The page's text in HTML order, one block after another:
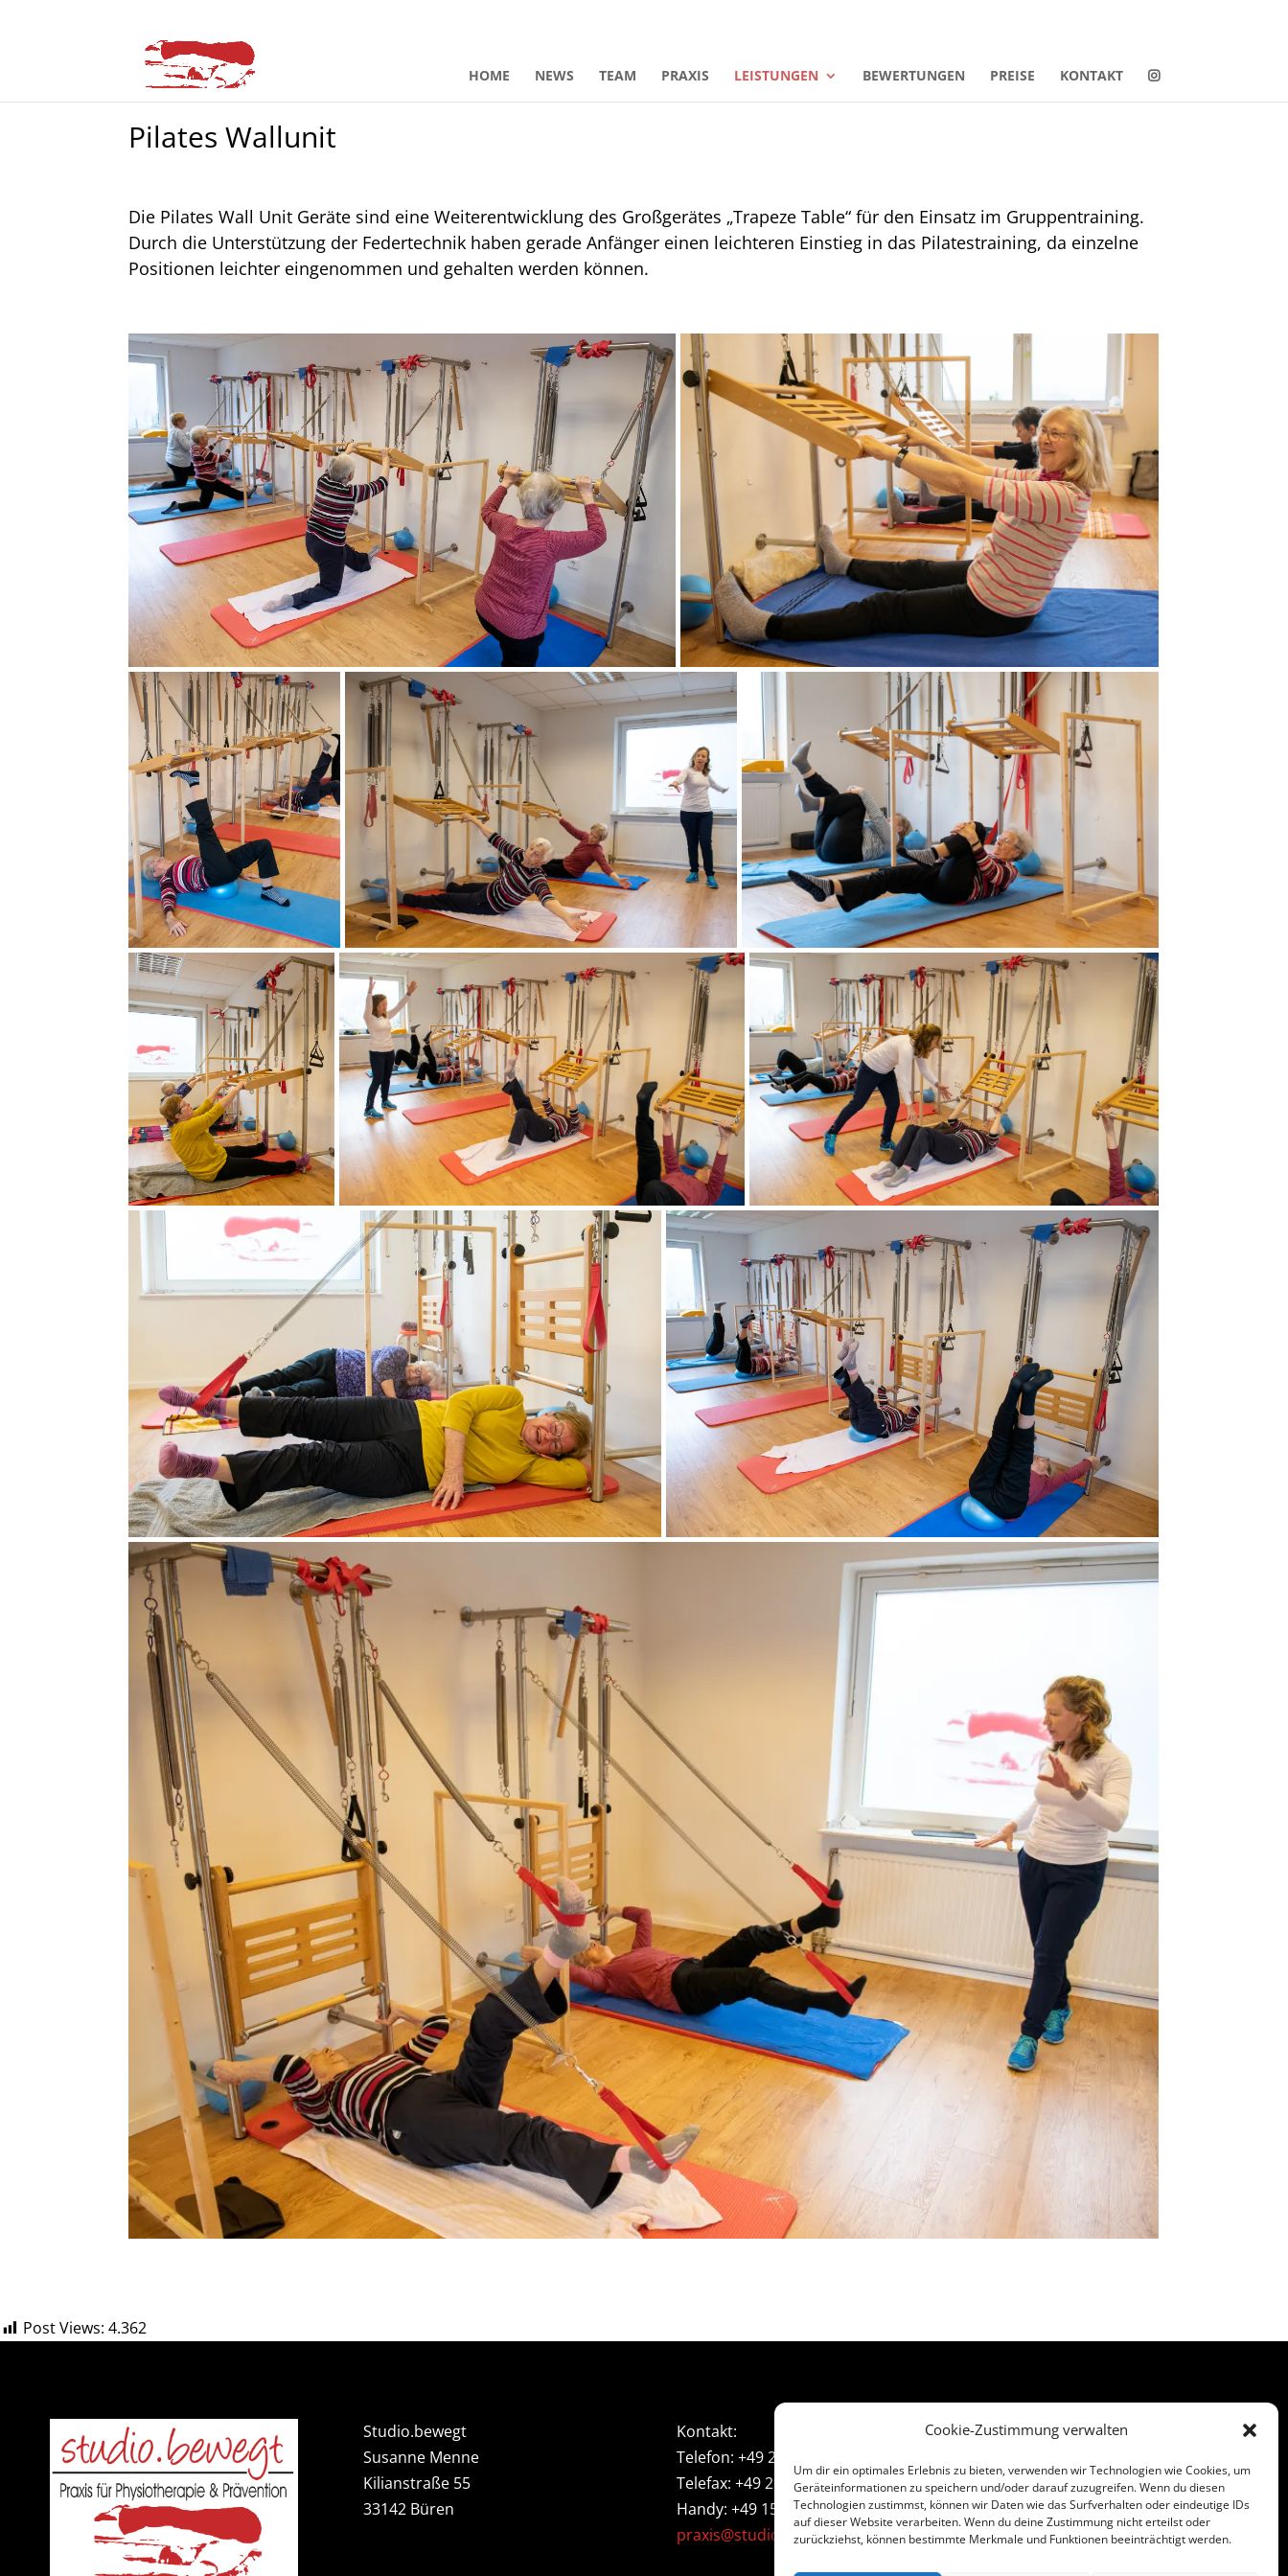
Cookie-Zustimmung verwalten
Um dir ein optimales Erlebnis zu bieten, verwenden wir Technologien wie Cookies, um
Geräteinformationen zu speichern und/oder darauf zuzugreifen. Wenn du diesen
Technologien zustimmst, können wir Daten wie das Surfverhalten oder eindeutige IDs
auf dieser Website verarbeiten. Wenn du deine Zustimmung nicht erteilst oder
zurückziehst, können bestimmte Merkmale und Funktionen beeinträchtigt werden.
HOME NEWS TEAM PRAXIS LEISTUNGEN BEWERTUNGEN PREISE KONTAKT
Pilates Wallunit
Die Pilates Wall Unit Geräte sind eine Weiterentwicklung des Großgerätes „Trapeze Table“ für den Einsatz im Gruppentraining.
Durch die Unterstützung der Federtechnik haben gerade Anfänger einen leichteren Einstieg in das Pilatestraining, da einzelne
Positionen leichter eingenommen und gehalten werden können.
Post Views: 4.362
Studio.bewegt
Susanne Menne
Kilianstraße 55
33142 Büren
Kontakt:
Telefon: +49 2951 939851
Telefax: +49 2951 9324230
Handy: +49 1514 1647995
praxis@studio-bewegt.de
Impressum
Datenschutzerklärung
Cookie-Richtlinie (EU)